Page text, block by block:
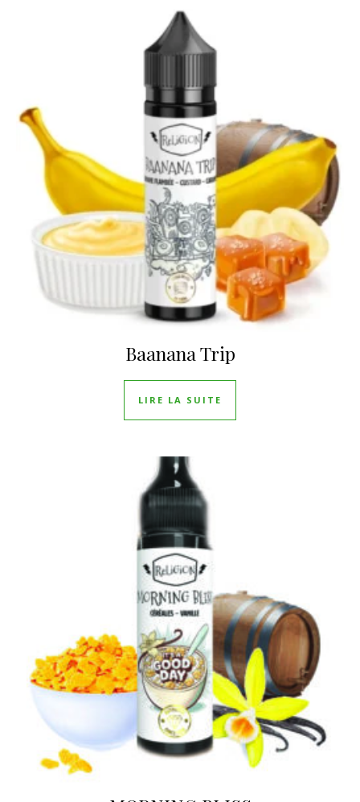
Baanana Trip
LIRE LA SUITE